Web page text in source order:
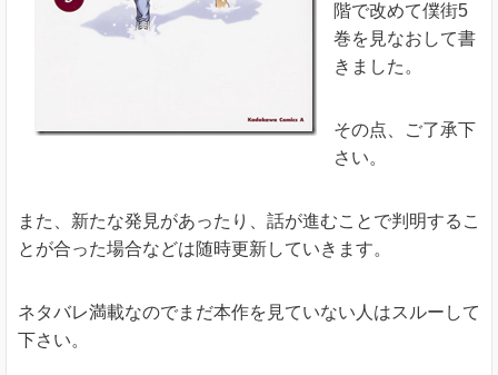
階で改めて僕街5
巻を見なおして書
きました。
その点、ご了承下
さい。
また、新たな発見があったり、話が進むことで判明するこ
とが合った場合などは随時更新していきます。
ネタバレ満載なのでまだ本作を見ていない人はスルーして
下さい。